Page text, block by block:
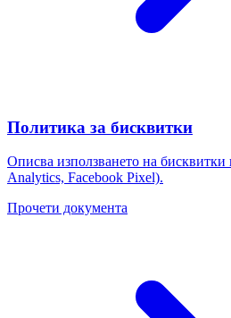
Политика за бисквитки
Описва използването на бисквитки
Analytics, Facebook Pixel).
Прочети документа